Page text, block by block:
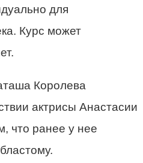
для
Курс может
Королева
актрисы Анастасии
что ранее у нее